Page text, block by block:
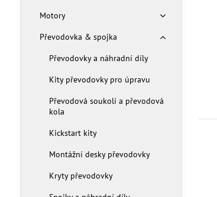
Motory
Převodovka & spojka
Převodovky a náhradní díly
Kity převodovky pro úpravu
Převodová soukolí a převodová
kola
Kickstart kity
Montážní desky převodovky
Kryty převodovky